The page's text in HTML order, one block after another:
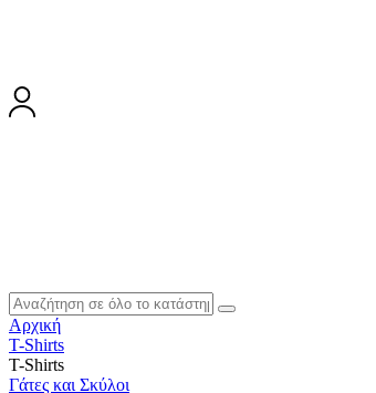
Αρχική
T-Shirts
T-Shirts
Γάτες και Σκύλοι